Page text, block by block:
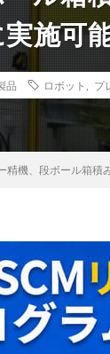
施可
品 ロボット プ
精機、段ボール箱積